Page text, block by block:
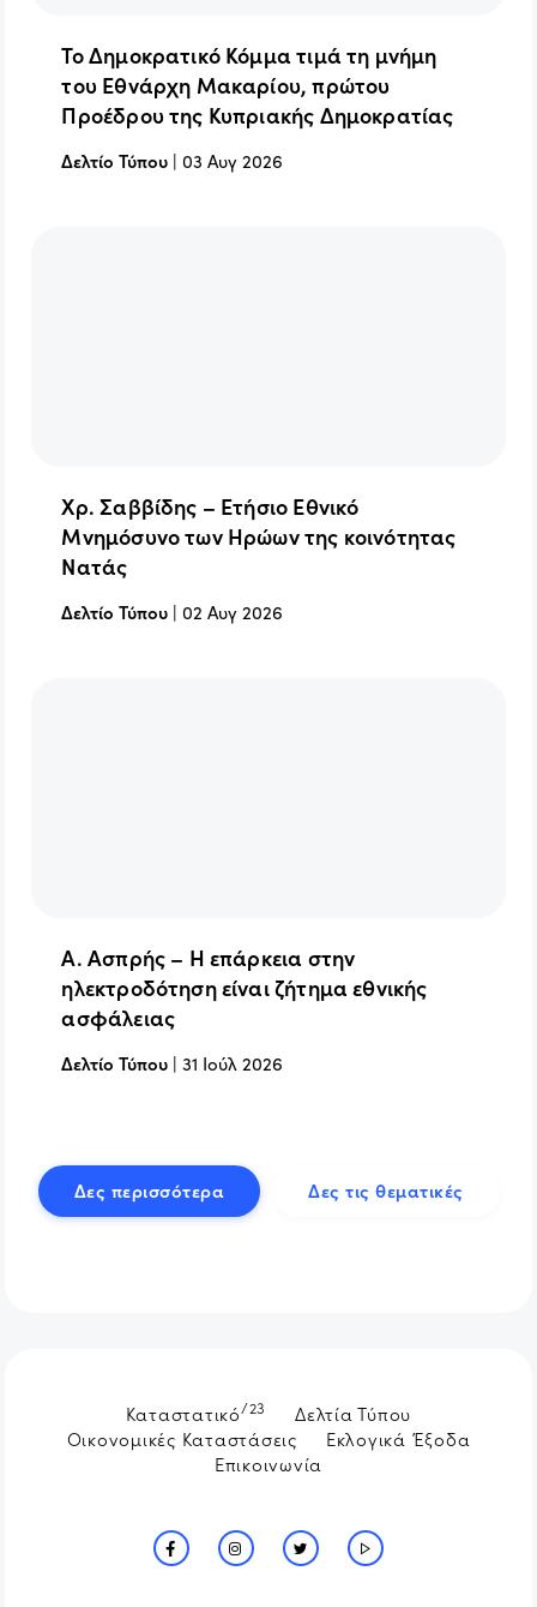
Το Δημοκρατικό Κόμμα τιμά τη μνήμη
του Εθνάρχη Μακαρίου, πρώτου
Προέδρου της Κυπριακής Δημοκρατίας
Δελτίο Τύπου |03 Αυγ 2026
Χρ. Σαββίδης – Ετήσιο Εθνικό
Μνημόσυνο των Ηρώων της κοινότητας
Νατάς
Δελτίο Τύπου |02 Αυγ 2026
Α. Ασπρής – Η επάρκεια στην
ηλεκτροδότηση είναι ζήτημα εθνικής
ασφάλειας
Δελτίο Τύπου |31 Ιούλ 2026
Δες περισσότερα Δες τις θεματικές
Καταστατικό/23
Δελτία Τύπου
Οικονομικές Καταστάσεις
Εκλογικά Έξοδα
Επικοινωνία